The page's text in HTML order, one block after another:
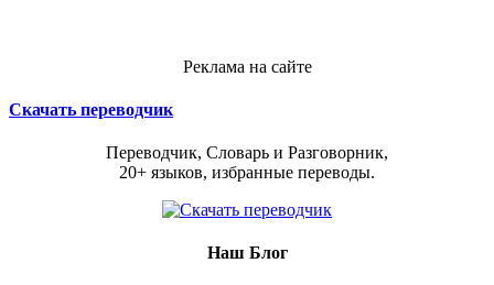
Реклама на сайте
Скачать переводчик
Переводчик, Словарь и Разговорник,
20+ языков, избранные переводы.
Наш Блог